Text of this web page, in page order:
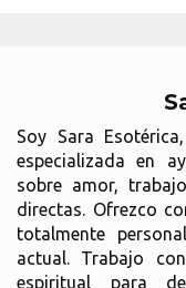
Soy Sara
especializada en
sobre amor,
directas. Ofrezco
totalmente
actual. Trabajo
espiritual para